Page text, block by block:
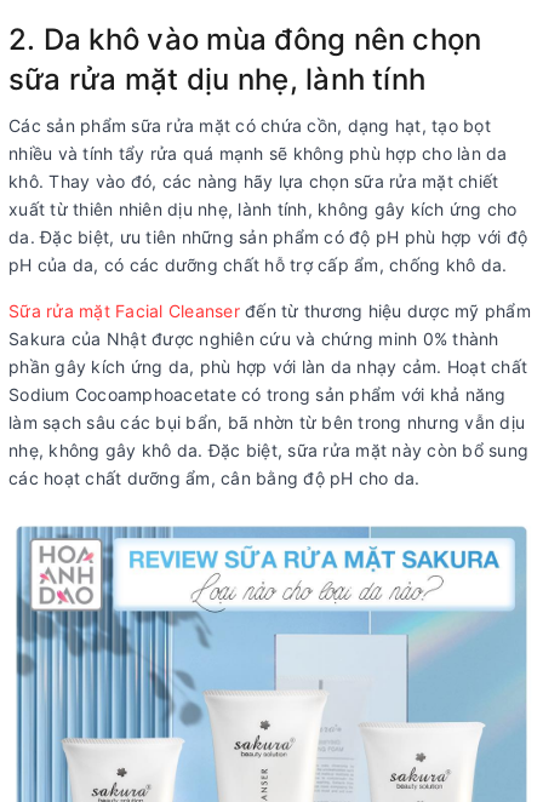
2. Da khô vào mùa đông nên chọn
sữa rửa mặt dịu nhẹ, lành tính
Các sản phẩm sữa rửa mặt có chứa cồn, dạng hạt, tạo bọt
nhiều và tính tẩy rửa quá mạnh sẽ không phù hợp cho làn da
khô. Thay vào đó, các nàng hãy lựa chọn sữa rửa mặt chiết
xuất từ thiên nhiên dịu nhẹ, lành tính, không gây kích ứng cho
da. Đặc biệt, ưu tiên những sản phẩm có độ pH phù hợp với độ
pH của da, có các dưỡng chất hỗ trợ cấp ẩm, chống khô da.
Sữa rửa mặt Facial Cleanserđến từ thương hiệu dược mỹ phẩm
Sakura của Nhật được nghiên cứu và chứng minh 0% thành
phần gây kích ứng da, phù hợp với làn da nhạy cảm. Hoạt chất
Sodium Cocoamphoacetate có trong sản phẩm với khả năng
làm sạch sâu các bụi bẩn, bã nhờn từ bên trong nhưng vẫn dịu
nhẹ, không gây khô da. Đặc biệt, sữa rửa mặt này còn bổ sung
các hoạt chất dưỡng ẩm, cân bằng độ pH cho da.